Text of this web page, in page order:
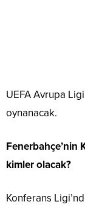
UEFA Avrupa
oynanacak.
Fenerbahçe’nin
kimler olacak?
Konferans